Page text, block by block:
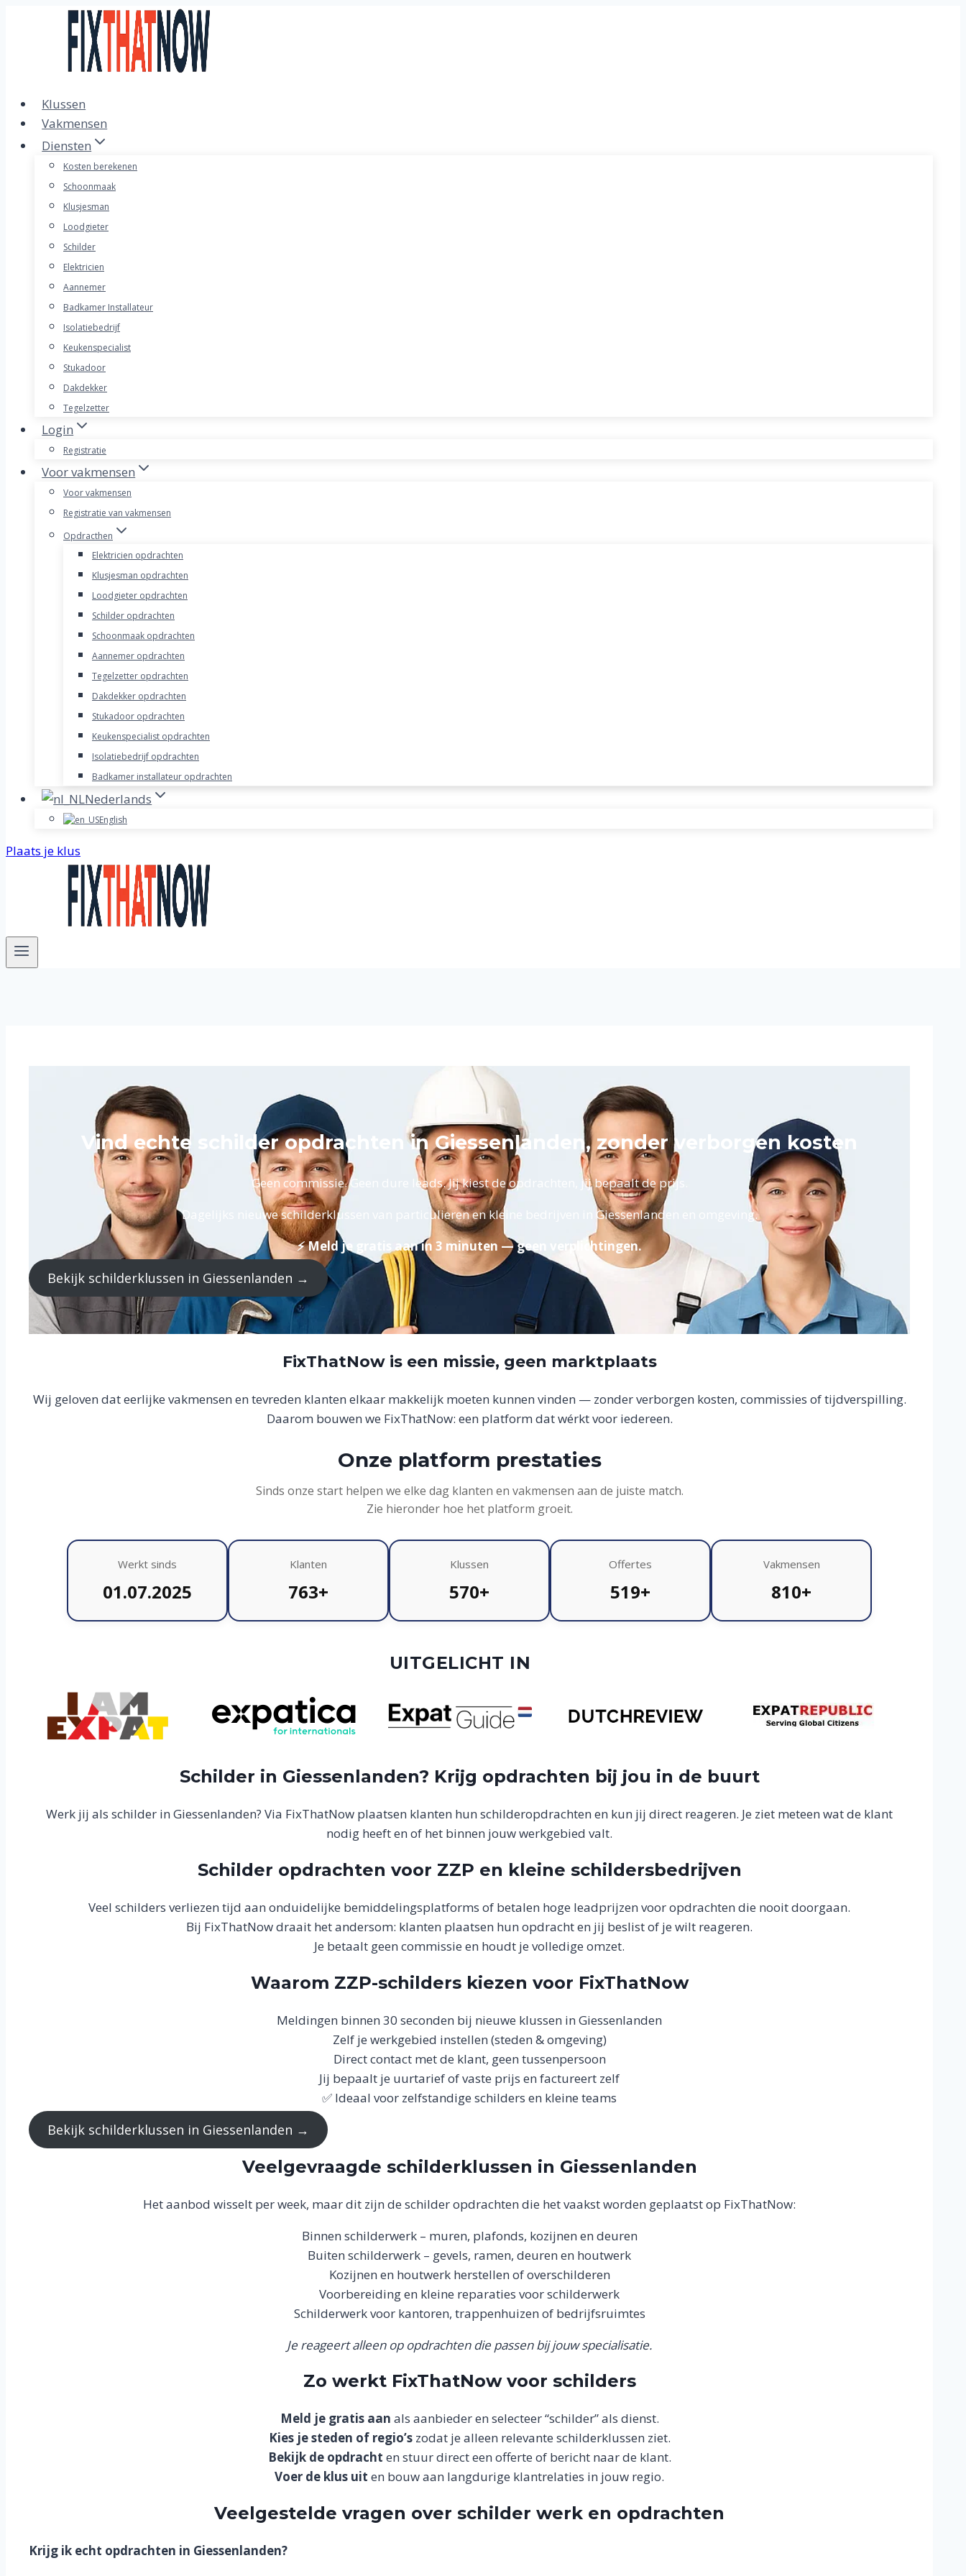
Klussen
Vakmensen
Diensten
Kosten berekenen
Schoonmaak
Klusjesman
Loodgieter
Schilder
Elektricien
Aannemer
Badkamer Installateur
Isolatiebedrijf
Keukenspecialist
Stukadoor
Dakdekker
Tegelzetter
Login
Registratie
Voor vakmensen
Voor vakmensen
Registratie van vakmensen
Opdracthen
Elektricien opdrachten
Klusjesman opdrachten
Loodgieter opdrachten
Schilder opdrachten
Schoonmaak opdrachten
Aannemer opdrachten
Tegelzetter opdrachten
Dakdekker opdrachten
Stukadoor opdrachten
Keukenspecialist opdrachten
Isolatiebedrijf opdrachten
Badkamer installateur opdrachten
Nederlands
English
Plaats je klus
Vind echte schilder opdrachten in Giessenlanden, zonder verborgen kosten
Geen commissie. Geen dure leads. Jij kiest de opdrachten, jij bepaalt de prijs.
Dagelijks nieuwe schilderklussen van particulieren en kleine bedrijven in Giessenlanden en omgeving.
⚡ Meld je gratis aan in 3 minuten — geen verplichtingen.
Bekijk schilderklussen in Giessenlanden →
FixThatNow is een missie, geen marktplaats
Wij geloven dat eerlijke vakmensen en tevreden klanten elkaar makkelijk moeten kunnen vinden — zonder verborgen kosten, commissies of tijdverspilling.
Daarom bouwen we FixThatNow: een platform dat wérkt voor iedereen.
Onze platform prestaties
Sinds onze start helpen we elke dag klanten en vakmensen aan de juiste match.
Zie hieronder hoe het platform groeit.
Werkt sinds
01.07.2025
Klanten
763+
Klussen
570+
Offertes
519+
Vakmensen
810+
UITGELICHT IN
Schilder in Giessenlanden? Krijg opdrachten bij jou in de buurt
Werk jij als schilder in Giessenlanden? Via FixThatNow plaatsen klanten hun schilderopdrachten en kun jij direct reageren. Je ziet meteen wat de klant
nodig heeft en of het binnen jouw werkgebied valt.
Schilder opdrachten voor ZZP en kleine schildersbedrijven
Veel schilders verliezen tijd aan onduidelijke bemiddelingsplatforms of betalen hoge leadprijzen voor opdrachten die nooit doorgaan.
Bij FixThatNow draait het andersom: klanten plaatsen hun opdracht en jij beslist of je wilt reageren.
Je betaalt geen commissie en houdt je volledige omzet.
Waarom ZZP-schilders kiezen voor FixThatNow
Meldingen binnen 30 seconden bij nieuwe klussen in Giessenlanden
Zelf je werkgebied instellen (steden & omgeving)
Direct contact met de klant, geen tussenpersoon
Jij bepaalt je uurtarief of vaste prijs en factureert zelf
✅ Ideaal voor zelfstandige schilders en kleine teams
Bekijk schilderklussen in Giessenlanden →
Veelgevraagde schilderklussen in Giessenlanden
Het aanbod wisselt per week, maar dit zijn de schilder opdrachten die het vaakst worden geplaatst op FixThatNow:
Binnen schilderwerk – muren, plafonds, kozijnen en deuren
Buiten schilderwerk – gevels, ramen, deuren en houtwerk
Kozijnen en houtwerk herstellen of overschilderen
Voorbereiding en kleine reparaties voor schilderwerk
Schilderwerk voor kantoren, trappenhuizen of bedrijfsruimtes
Je reageert alleen op opdrachten die passen bij jouw specialisatie.
Zo werkt FixThatNow voor schilders
Meld je gratis aan als aanbieder en selecteer “schilder” als dienst.
Kies je steden of regio’szodat je alleen relevante schilderklussen ziet.
Bekijk de opdracht en stuur direct een offerte of bericht naar de klant.
Voer de klus uit en bouw aan langdurige klantrelaties in jouw regio.
Veelgestelde vragen over schilder werk en opdrachten
Krijg ik echt opdrachten in Giessenlanden?